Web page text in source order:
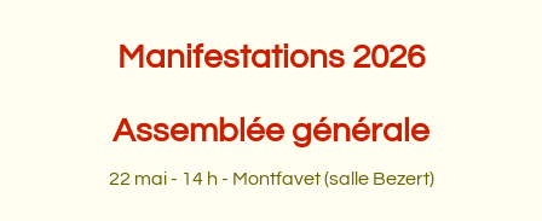
Manifestations 2026
Assemblée générale
22 mai - 14 h - Montfavet (salle Bezert)